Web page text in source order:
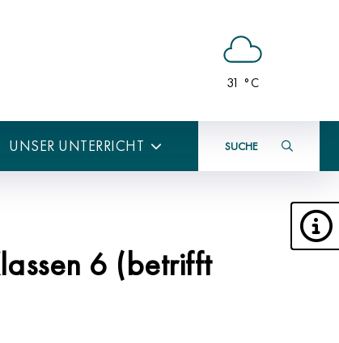
31 °C
UNSER UNTERRICHT SUCHE
6 (betrifft